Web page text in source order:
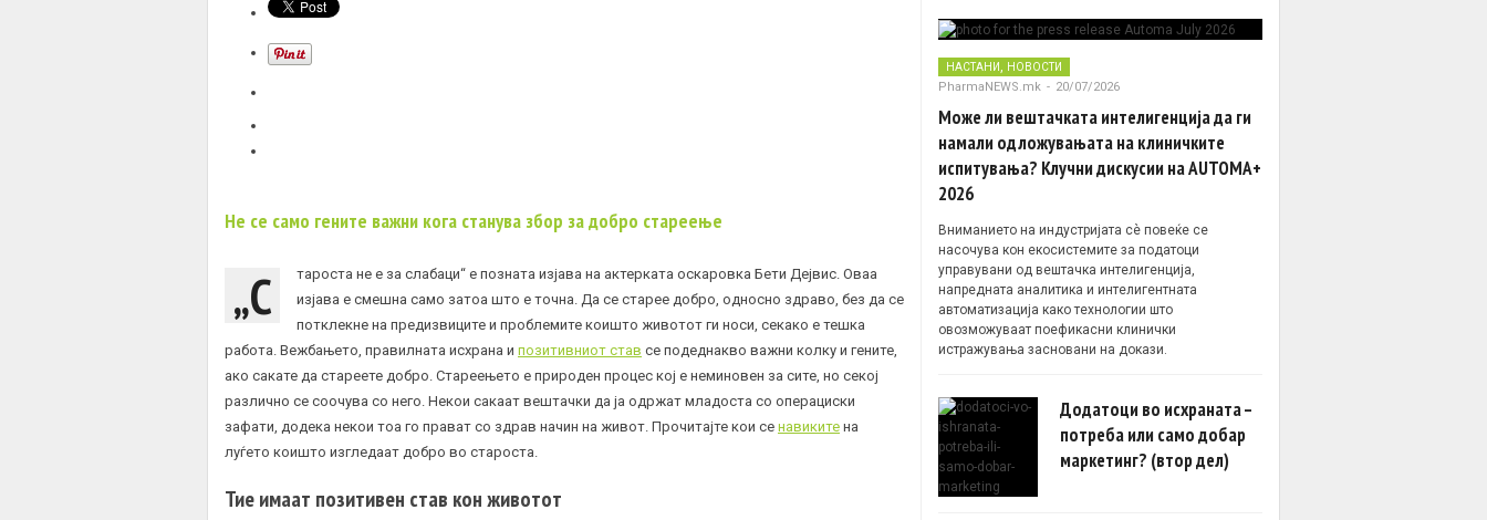
Не се само гените важни кога станува збор за добро стареење
„С
тароста не е за слабаци“ е позната изјава на актерката оскаровка Бети Дејвис. Оваа
изјава е смешна само затоа што е точна. Да се старее добро, односно здраво, без да се
потклекне на предизвиците и проблемите коишто животот ги носи, секако е тешка
работа. Вежбањето, правилната исхрана и позитивниот став се подеднакво важни колку и гените,
ако сакате да стареете добро. Стареењето е природен процес кој е неминовен за сите, но секој
различно се соочува со него. Некои сакаат вештачки да ја одржат младоста со операциски
зафати, додека некои тоа го прават со здрав начин на живот. Прочитајте кои се навиките на
луѓето коишто изгледаат добро во староста.
Тие имаат позитивен став кон животот
НАСТАНИ , НОВОСТИ
PharmaNEWS.mk - 20/07/2026
Може ли вештачката интелигенција да ги
намали одложувањата на клиничките
испитувања? Клучни дискусии на AUTOMA+
2026
Вниманието на индустријата сè повеќе се
насочува кон екосистемите за податоци
управувани од вештачка интелигенција,
напредната аналитика и интелигентната
автоматизација како технологии што
овозможуваат поефикасни клинички
истражувања засновани на докази.
Додатоци во исхраната –
потреба или само добар
маркетинг? (втор дел)